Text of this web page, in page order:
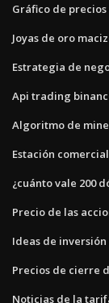
Gráfico de
Joyas de oro
Estrategia de
Api trading
Algoritmo de
Estación comercial
¿cuánto vale 200
Precio de las
Ideas de
Precios de cierre
Noticias de la